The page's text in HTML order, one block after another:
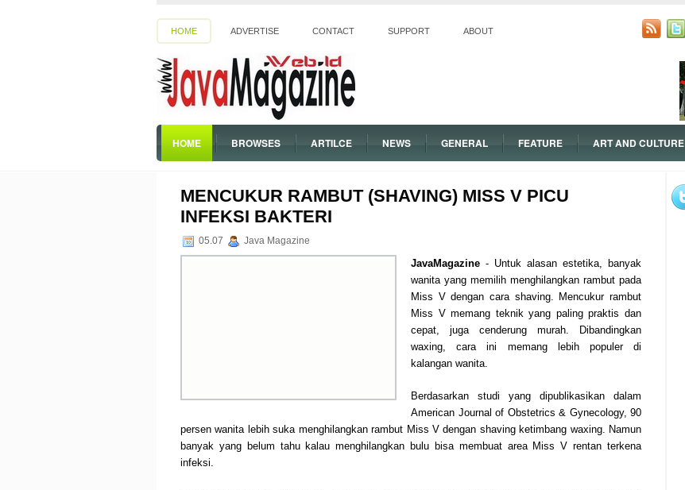
HOME ADVERTISE CONTACT SUPPORT ABOUT
HOME BROWSES ARTILCE NEWS GENERAL FEATURE ART AND CULTURE
MENCUKUR RAMBUT (SHAVING) MISS V PICU
INFEKSI BAKTERI
05.07 Java Magazine
JavaMagazine - Untuk alasan estetika, banyak
wanita yang memilih menghilangkan rambut pada
Miss V dengan cara shaving. Mencukur rambut
Miss V memang teknik yang paling praktis dan
cepat, juga cenderung murah. Dibandingkan
waxing, cara ini memang lebih populer di
kalangan wanita.
Berdasarkan studi yang dipublikasikan dalam
American Journal of Obstetrics & Gynecology, 90
persen wanita lebih suka menghilangkan rambut Miss V dengan shaving ketimbang waxing. Namun
banyak yang belum tahu kalau menghilangkan bulu bisa membuat area Miss V rentan terkena
infeksi.